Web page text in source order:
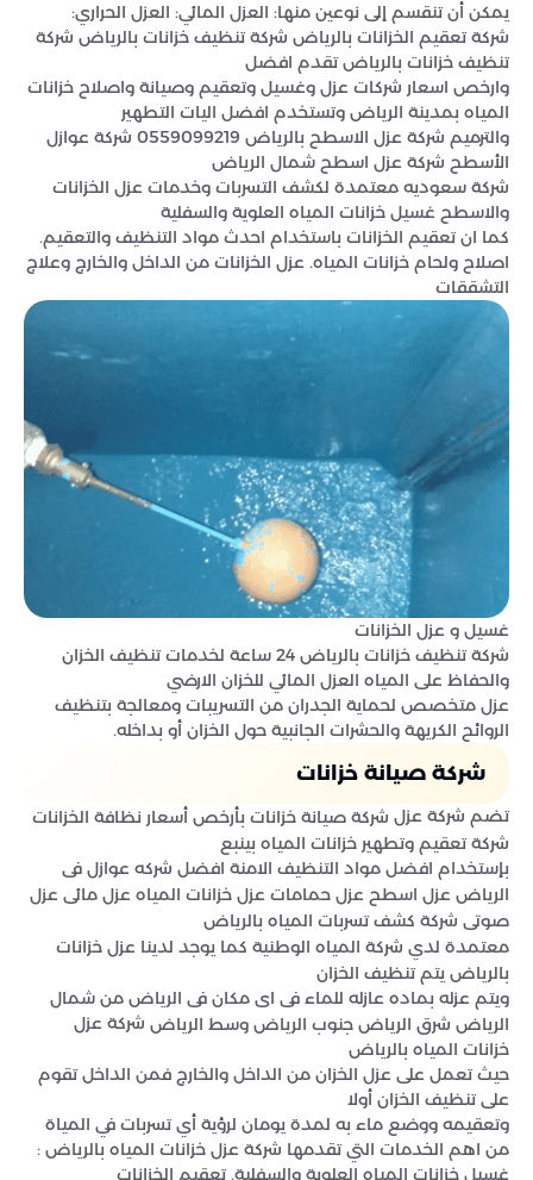
يمكن أن تنقسم إلى نوعين منها: العزل المائي: العزل الحراري:
شركة تعقيم الخزانات بالرياض شركة تنظيف خزانات بالرياض شركة
تنظيف خزانات بالرياض تقدم افضل
وارخص اسعار شركات عزل وغسيل وتعقيم وصيانة واصلاح خزانات
المياه بمدينة الرياض وتستخدم افضل اليات التطهير
والترميم
شركة عزل الاسطح بالرياض 0559099219 شركة عوازل
الأسطح شركة عزل اسطح شمال الرياض
شركة سعوديه معتمدة لكشف التسربات وخدمات عزل الخزانات
والاسطح غسيل خزانات المياه العلوية والسفلية
كما ان تعقيم الخزانات باستخدام احدث مواد التنظيف والتعقيم.
اصلاح ولحام خزانات المياه. عزل الخزانات من الداخل والخارج وعلاج
التشققات
غسيل و عزل الخزانات
شركة تنظيف خزانات بالرياض 24 ساعة لخدمات تنظيف الخزان
والحفاظ على المياه العزل المائي للخزان الارضي
عزل متخصص لحماية الجدران من التسريبات ومعالجة بتنظيف
الروائح الكريهة والحشرات الجانبية حول الخزان أو بداخله.
شركة صيانة خزانات
تضم شركة عزل شركة صيانة خزانات بأرخص أسعار نظافة الخزانات
شركة تعقيم وتطهير خزانات المياه بينبع
بإستخدام افضل مواد التنظيف الامنة افضل شركه عوازل فى
الرياض عزل اسطح عزل حمامات عزل خزانات المياه عزل مائى عزل
صوتى شركة كشف تسربات المياه بالرياض
معتمدة لدي شركة المياه الوطنية كما يوجد لدينا عزل خزانات
بالرياض يتم تنظيف الخزان
ويتم عزله بماده عازله للماء فى اى مكان فى الرياض من شمال
الرياض شرق الرياض جنوب الرياض وسط الرياض شركة عزل
خزانات المياه بالرياض
حيث تعمل على عزل الخزان من الداخل والخارج فمن الداخل تقوم
على تنظيف الخزان أولا
وتعقيمه ووضع ماء به لمدة يومان لرؤية أي تسربات في المياة
من اهم الخدمات التي تقدمها شركة عزل خزانات المياه بالرياض :
غسيل خزانات المياه العلوية والسفلية. تعقيم الخزانات